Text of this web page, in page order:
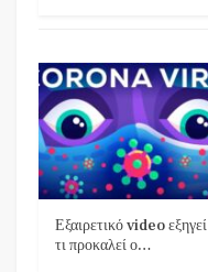
Εξαιρετικό video εξηγεί
τι προκαλεί ο…